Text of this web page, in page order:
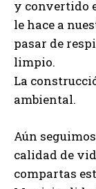
y convertido
le hace a
pasar de
limpio.
La
ambiental.
Aún
calidad de
compartas